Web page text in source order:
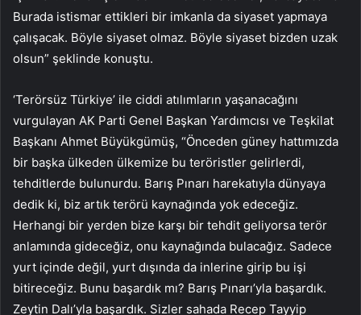
Burada istismar ettikleri bir imkanla da siyaset yapmaya
çalışacak. Böyle siyaset olmaz. Böyle siyaset bizden uzak
olsun” şeklinde konuştu.
‘Terörsüz Türkiye’ ile ciddi atılımların yaşanacağını
vurgulayan AK Parti Genel Başkan Yardımcısı ve Teşkilat
Başkanı Ahmet Büyükgümüş, “Önceden güney hattımızda
bir başka ülkeden ülkemize bu teröristler gelirlerdi,
tehditlerde bulunurdu. Barış Pınarı harekatıyla dünyaya
dedik ki, biz artık terörü kaynağında yok edeceğiz.
Herhangi bir yerden bize karşı bir tehdit geliyorsa terör
anlamında gideceğiz, onu kaynağında bulacağız. Sadece
yurt içinde değil, yurt dışında da inlerine girip bu işi
bitireceğiz. Bunu başardık mı? Barış Pınarı’yla başardık.
Zeytin Dalı’yla başardık. Sizler sahada Recep Tayyip